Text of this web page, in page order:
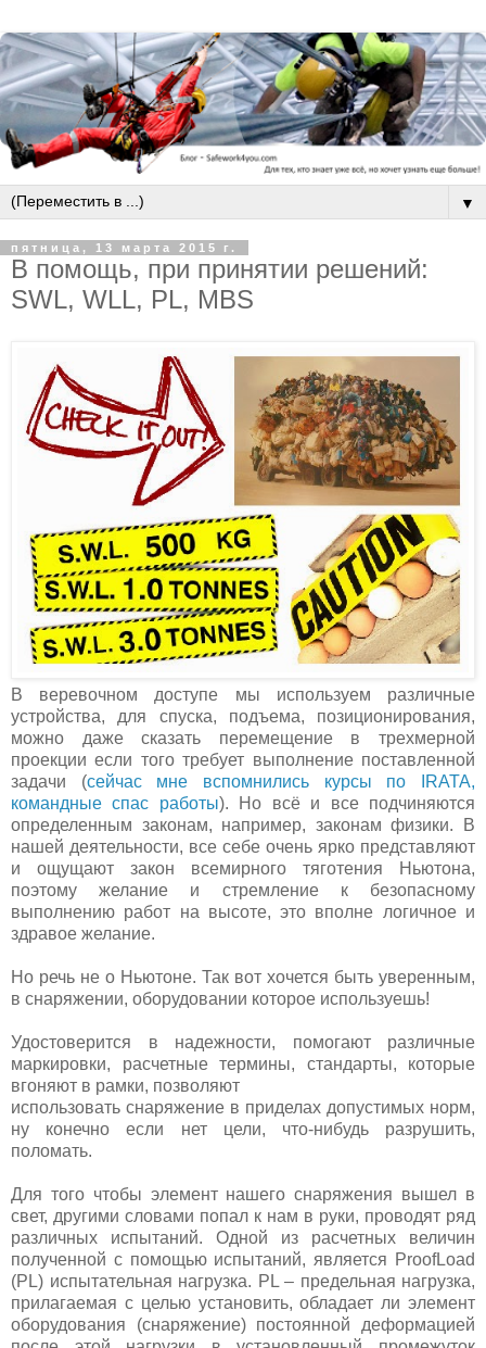
▼
пятница, 13 марта 2015 г.
В помощь, при принятии решений:
SWL, WLL, PL, MBS
В веревочном доступе мы используем различные
устройства, для спуска, подъема, позиционирования,
можно даже сказать перемещение в трехмерной
проекции если того требует выполнение поставленной
задачи (сейчас мне вспомнились курсы по IRATA,
командные спас работы). Но всё и все подчиняются
определенным законам, например, законам физики. В
нашей деятельности, все себе очень ярко представляют
и ощущают закон всемирного тяготения Ньютона,
поэтому желание и стремление к безопасному
выполнению работ на высоте, это вполне логичное и
здравое желание.
Но речь не о Ньютоне. Так вот хочется быть уверенным,
в снаряжении, оборудовании которое используешь!
Удостоверится в надежности, помогают различные
маркировки, расчетные термины, стандарты, которые
вгоняют в рамки, позволяют
использовать снаряжение в приделах допустимых норм,
ну конечно если нет цели, что-нибудь разрушить,
поломать.
Для того чтобы элемент нашего снаряжения вышел в
свет, другими словами попал к нам в руки, проводят ряд
различных испытаний. Одной из расчетных величин
полученной с помощью испытаний, является ProofLoad
(PL) испытательная нагрузка. PL – предельная нагрузка,
прилагаемая с целью установить, обладает ли элемент
оборудования (снаряжение) постоянной деформацией